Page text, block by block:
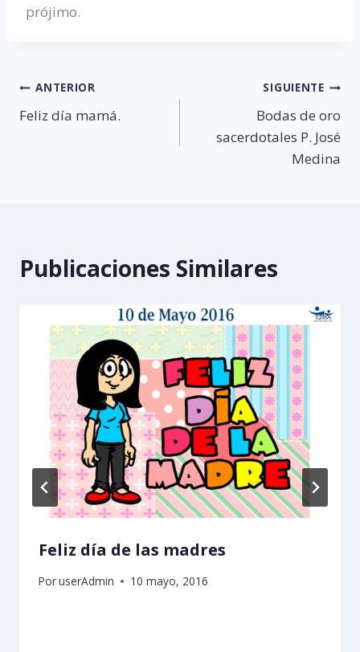
prójimo.
Navegación
de
ANTERIOR
Feliz día mamá.
SIGUIENTE
Bodas de oro
sacerdotales P. José
Medina
Publicaciones Similares
Feliz día de las madres
PoruserAdmin 10 mayo, 2016